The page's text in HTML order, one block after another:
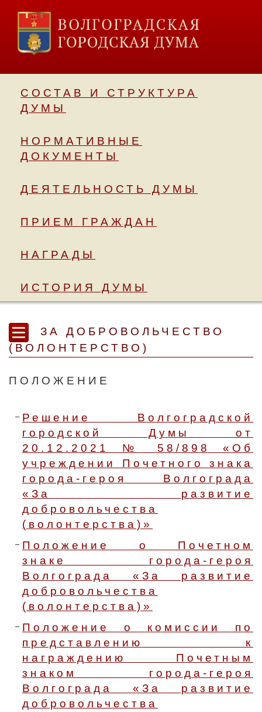
СОСТАВ И СТРУКТУРА
ДУМЫ
НОРМАТИВНЫЕ
ДОКУМЕНТЫ
ДЕЯТЕЛЬНОСТЬ ДУМЫ
ПРИЕМ ГРАЖДАН
НАГРАДЫ
ИСТОРИЯ ДУМЫ
ЗА ДОБРОВОЛЬЧЕСТВО
(ВОЛОНТЕРСТВО)
ПОЛОЖЕНИЕ
Решение Волгоградской
городской Думы от
20.12.2021 № 58/898 «Об
учреждении Почетного знака
города-героя Волгограда
«За развитие
добровольчества
(волонтерства)»
Положение о Почетном
знаке города-героя
Волгограда «За развитие
добровольчества
(волонтерства)»
Положение о комиссии по
представлению к
награждению Почетным
знаком города-героя
Волгограда «За развитие
добровольчества